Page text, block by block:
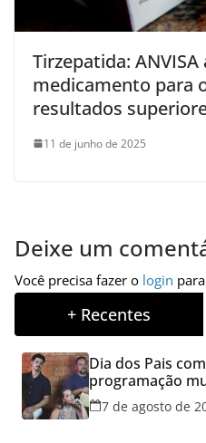
Tirzepatida:
medicamento para
resultados
11 de junho de 2025
Deixe um
Você precisa fazer o login
+ Recentes
Dia dos Pais
programação
Aparecida de
7 de agosto de